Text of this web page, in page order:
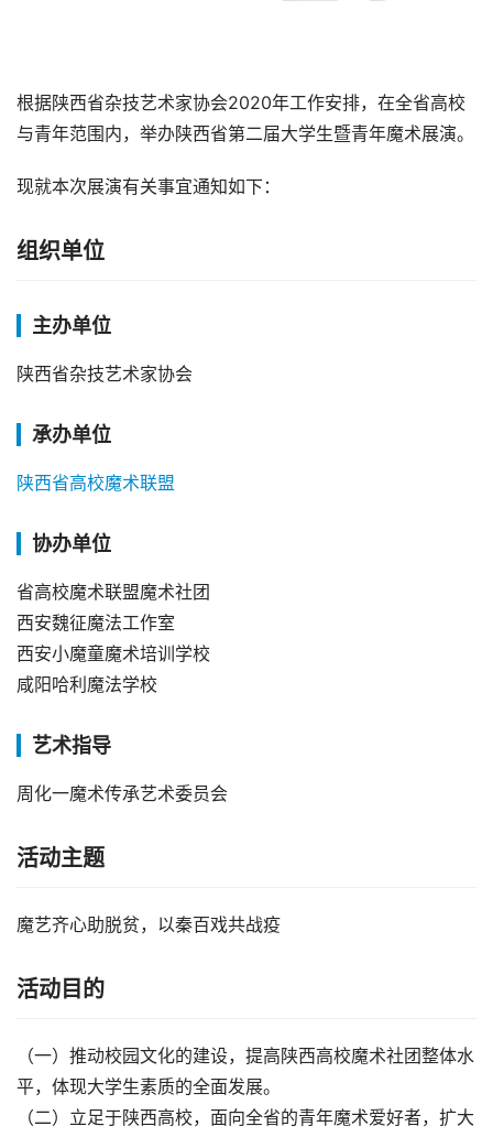
根据陕西省杂技艺术家协会2020年工作安排，在全省高校
与青年范围内，举办陕西省第二届大学生暨青年魔术展演。
现就本次展演有关事宜通知如下：
组织单位
主办单位
陕西省杂技艺术家协会
承办单位
陕西省高校魔术联盟
协办单位
省高校魔术联盟魔术社团
西安魏征魔法工作室
西安小魔童魔术培训学校
咸阳哈利魔法学校
艺术指导
周化一魔术传承艺术委员会
活动主题
魔艺齐心助脱贫，以秦百戏共战疫
活动目的
（一）推动校园文化的建设，提高陕西高校魔术社团整体水
平，体现大学生素质的全面发展。
（二）立足于陕西高校，面向全省的青年魔术爱好者，扩大